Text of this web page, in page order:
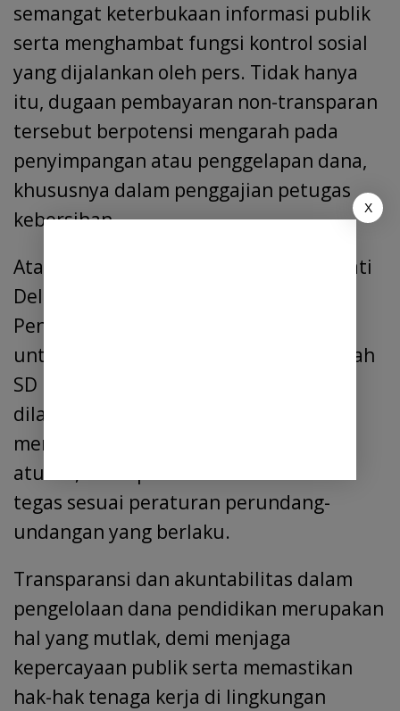
semangat keterbukaan informasi publik
serta menghambat fungsi kontrol sosial
yang dijalankan oleh pers. Tidak hanya
itu, dugaan pembayaran non-transparan
tersebut berpotensi mengarah pada
penyimpangan atau penggelapan dana,
khususnya dalam penggajian petugas
kebersihan.
Atas kejadian ini, diminta kepada Bupati
Deli Serdang serta Kepala Dinas
Pendidikan Kabupaten Deli Serdang
untuk segera memanggil Kepala Sekolah
SD N 101878 Kanan I, Herlina, guna
dilakukan klarifikasi dan pemeriksaan
menyeluruh. Jika terbukti melanggar
aturan, maka perlu diberikan sanksi
tegas sesuai peraturan perundang-
undangan yang berlaku.
Transparansi dan akuntabilitas dalam
pengelolaan dana pendidikan merupakan
hal yang mutlak, demi menjaga
kepercayaan publik serta memastikan
hak-hak tenaga kerja di lingkungan
X